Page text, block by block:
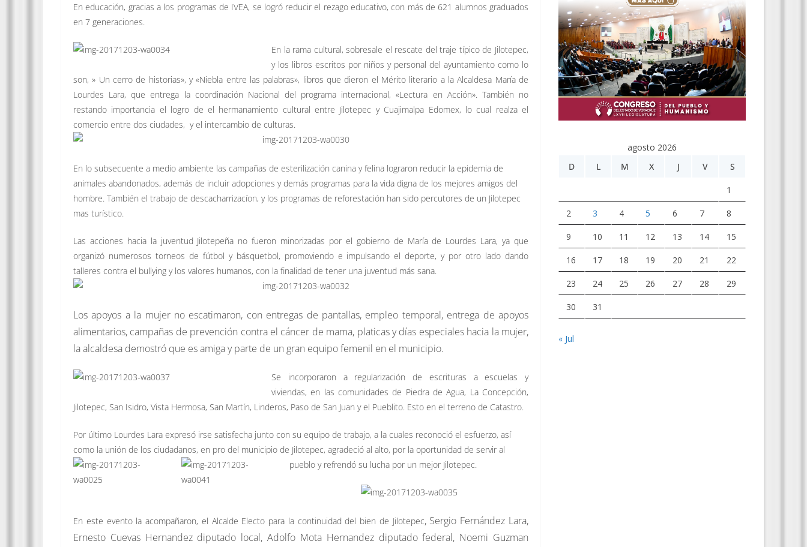
En educación, gracias a los programas de IVEA, se logró reducir el rezago educativo, con más de 621 alumnos graduados
en 7 generaciones.
En la rama cultural, sobresale el rescate del traje típico de Jilotepec,
y los libros escritos por niños y personal del ayuntamiento como lo
son, » Un cerro de historias», y «Niebla entre las palabras», libros que dieron el Mérito literario a la Alcaldesa María de
Lourdes Lara, que entrega la coordinación Nacional del programa internacional, «Lectura en Acción». También no
restando importancia el logro de el hermanamiento cultural entre Jilotepec y Cuajimalpa Edomex, lo cual realza el
comercio entre dos ciudades, y el intercambio de culturas.
En lo subsecuente a medio ambiente las campañas de esterilización canina y felina lograron reducir la epidemia de
animales abandonados, además de incluir adopciones y demás programas para la vida digna de los mejores amigos del
hombre. También el trabajo de descacharrizacíon, y los programas de reforestación han sido percutores de un Jilotepec
mas turístico.
Las acciones hacia la juventud Jilotepeña no fueron minorizadas por el gobierno de María de Lourdes Lara, ya que
organizó numerosos torneos de fútbol y básquetbol, promoviendo e impulsando el deporte, y por otro lado dando
talleres contra el bullying y los valores humanos, con la finalidad de tener una juventud más sana.
Los apoyos a la mujer no escatimaron, con entregas de pantallas, empleo temporal, entrega de apoyos
alimentarios, campañas de prevención contra el cáncer de mama, platicas y días especiales hacia la mujer,
la alcaldesa demostró que es amiga y parte de un gran equipo femenil en el municipio.
Se incorporaron a regularización de escrituras a escuelas y
viviendas, en las comunidades de Piedra de Agua, La Concepción,
Jilotepec, San Isidro, Vista Hermosa, San Martín, Linderos, Paso de San Juan y el Pueblito. Esto en el terreno de Catastro.
Por último Lourdes Lara expresó irse satisfecha junto con su equipo de trabajo, a la cuales reconoció el esfuerzo, así
como la unión de los ciudadanos, en pro del municipio de Jilotepec, agradeció al alto, por la oportunidad de servir al
pueblo y refrendó su lucha por un mejor Jilotepec.
En este evento la acompañaron, el Alcalde Electo para la continuidad del bien de Jilotepec, Sergio Fernández Lara,
Ernesto Cuevas Hernandez diputado local, Adolfo Mota Hernandez diputado federal, Noemi Guzman
agosto 2026
D
L M X J V S
1
2 3 4 5 6 7 8
9 10 11 12 13 14 15
16 17 18 19 20 21 22
23 24 25 26 27 28 29
30 31
« Jul